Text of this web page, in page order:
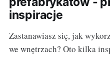
inspiracje
Zastanawiasz się, jak
we wnętrzach? Oto kilka